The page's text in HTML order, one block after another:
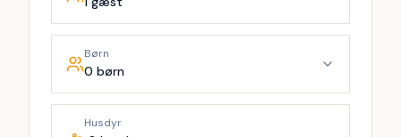
Børn
0 børn
Husdyr